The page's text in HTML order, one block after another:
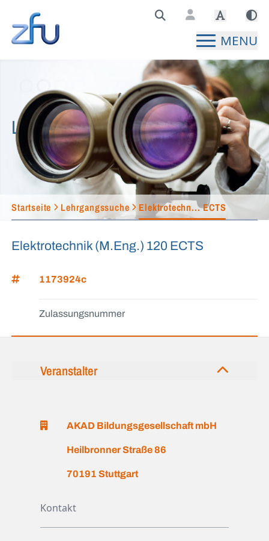
Zentralstelle für Fernunterricht Hauptseite
MENU
Lehrgangssuche
Startseite Lehrgangssuche Elektrotechn... ECTS
Elektrotechnik (M.Eng.) 120 ECTS
1173924c
Zulassungsnummer
Veranstalter
AKAD Bildungsgesellschaft mbH
Heilbronner Straße 86
70191 Stuttgart
Kontakt